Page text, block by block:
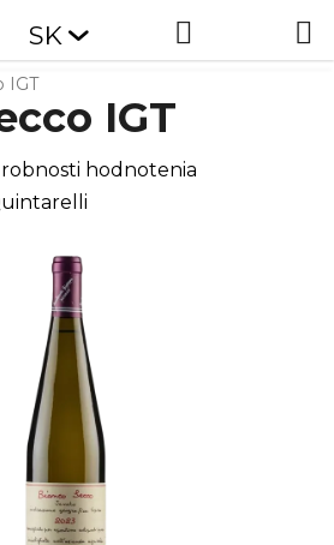
SK
IGT
IGT
hodnotenia